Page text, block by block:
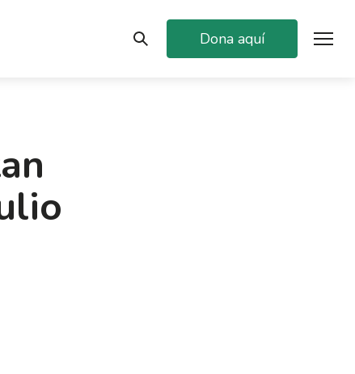
Dona aquí